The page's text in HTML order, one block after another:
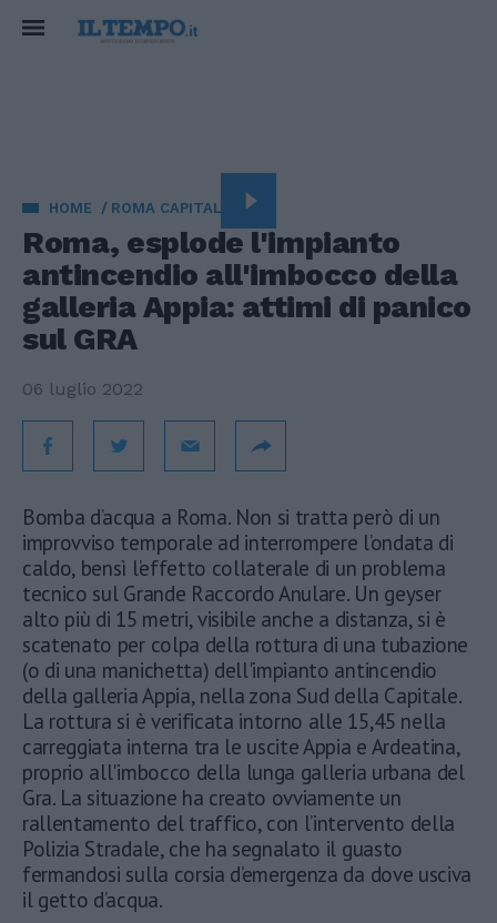
HOME ROMA CAPITALE
Roma, esplode l'impianto
antincendio all'imbocco della
galleria Appia: attimi di panico
sul GRA
06 luglio 2022
Bomba d’acqua a Roma. Non si tratta però di un
improvviso temporale ad interrompere l’ondata di
caldo, bensì l’effetto collaterale di un problema
tecnico sul Grande Raccordo Anulare. Un geyser
alto più di 15 metri, visibile anche a distanza, si è
scatenato per colpa della rottura di una tubazione
(o di una manichetta) dell'impianto antincendio
della galleria Appia, nella zona Sud della Capitale.
La rottura si è verificata intorno alle 15,45 nella
carreggiata interna tra le uscite Appia e Ardeatina,
proprio all'imbocco della lunga galleria urbana del
Gra. La situazione ha creato ovviamente un
rallentamento del traffico, con l’intervento della
Polizia Stradale, che ha segnalato il guasto
fermandosi sulla corsia d’emergenza da dove usciva
il getto d’acqua.